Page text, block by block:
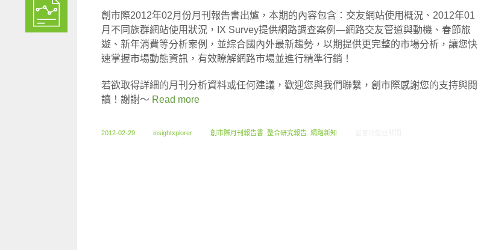
創市際2012年02月份月刊報告書出爐，本期的內容包含：交友網站使用概況、2012年01
月不同族群網站使用狀況，IX Survey提供網路調查案例—網路交友管道與動機、春節旅
遊、新年消費等分析案例，並綜合國內外最新趨勢，以期提供更完整的市場分析，讓您快
速掌握市場動態資訊，有效瞭解網路市場並進行精準行銷！
若欲取得詳細的月刊分析資料或任何建議，歡迎您與我們聯繫，創市際感謝您的支持與閱
讀！謝謝～ Read more
2012-02-29 insightxplorer 創市際月刊報告書 整合研究報告 網路新知